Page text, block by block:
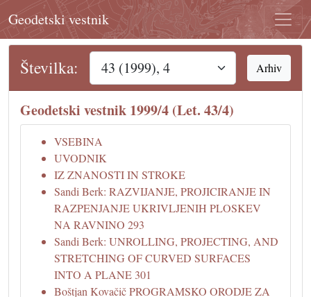
Geodetski vestnik
Številka: Arhiv
Geodetski vestnik 1999/4 (Let. 43/4)
VSEBINA
UVODNIK
IZ ZNANOSTI IN STROKE
Sandi Berk: RAZVIJANJE, PROJICIRANJE IN
RAZPENJANJE UKRIVLJENIH PLOSKEV
NA RAVNINO 293
Sandi Berk: UNROLLING, PROJECTING, AND
STRETCHING OF CURVED SURFACES
INTO A PLANE 301
Boštjan Kovačič PROGRAMSKO ORODJE ZA